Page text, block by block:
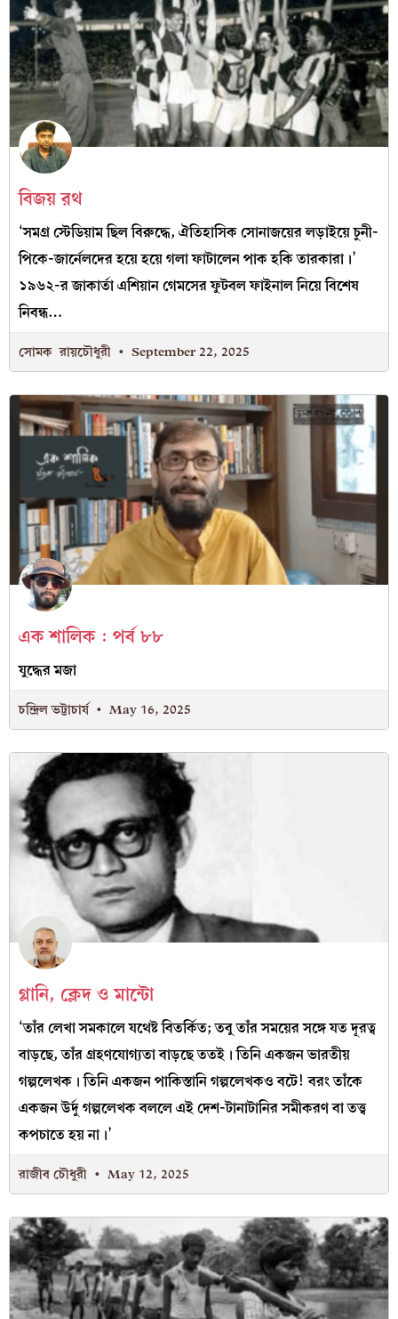
বিজয় রথ
‘সমগ্র স্টেডিয়াম ছিল বিরুদ্ধে, ঐতিহাসিক সোনাজয়ের লড়াইয়ে চুনী-
পিকে-জার্নেলদের হয়ে হয়ে গলা ফাটালেন পাক হকি তারকারা।’
১৯৬২-র জাকার্তা এশিয়ান গেমসের ফুটবল ফাইনাল নিয়ে বিশেষ
নিবন্ধ…
সোমক রায়চৌধুরী September 22, 2025
এক শালিক : পর্ব ৮৮
যুদ্ধের মজা
চন্দ্রিল ভট্টাচার্য May 16, 2025
গ্লানি, ক্লেদ ও মান্টো
‘তাঁর লেখা সমকালে যথেষ্ট বিতর্কিত; তবু তাঁর সময়ের সঙ্গে যত দূরত্ব
বাড়ছে, তাঁর গ্রহণযোগ্যতা বাড়ছে ততই। তিনি একজন ভারতীয়
গল্পলেখক। তিনি একজন পাকিস্তানি গল্পলেখকও বটে! বরং তাঁকে
একজন উর্দু গল্পলেখক বললে এই দেশ-টানাটানির সমীকরণ বা তত্ত্ব
কপচাতে হয় না।’
রাজীব চৌধুরী May 12, 2025